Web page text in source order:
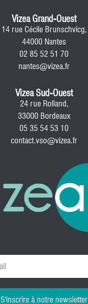
Vizea Grand-Ouest
14 rue Cécile Brunschvicg,
44000 Nantes
02 85 52 51 70
nantes@vizea.fr
Vizea Sud-Ouest
24 rue Rolland,
33000 Bordeaux
05 35 54 53 10
contact.vso@vizea.fr
S'inscrire à notre newsletter